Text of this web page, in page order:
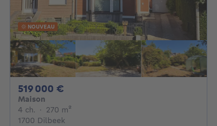
NOUVEAU
519 000 €
Maison
4 ch. 4 chambres
· 270 m²
1700 Dilbeek